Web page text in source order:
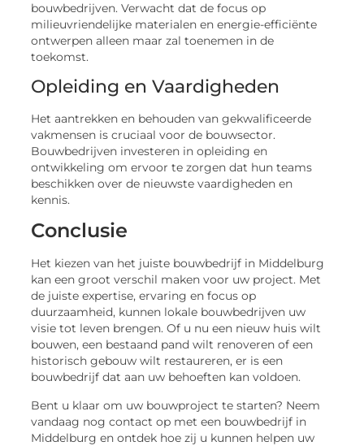
bouwbedrijven. Verwacht dat de focus op
milieuvriendelijke materialen en energie-efficiënte
ontwerpen alleen maar zal toenemen in de
toekomst.
Opleiding en Vaardigheden
Het aantrekken en behouden van gekwalificeerde
vakmensen is cruciaal voor de bouwsector.
Bouwbedrijven investeren in opleiding en
ontwikkeling om ervoor te zorgen dat hun teams
beschikken over de nieuwste vaardigheden en
kennis.
Conclusie
Het kiezen van het juiste bouwbedrijf in Middelburg
kan een groot verschil maken voor uw project. Met
de juiste expertise, ervaring en focus op
duurzaamheid, kunnen lokale bouwbedrijven uw
visie tot leven brengen. Of u nu een nieuw huis wilt
bouwen, een bestaand pand wilt renoveren of een
historisch gebouw wilt restaureren, er is een
bouwbedrijf dat aan uw behoeften kan voldoen.
Bent u klaar om uw bouwproject te starten? Neem
vandaag nog contact op met een bouwbedrijf in
Middelburg en ontdek hoe zij u kunnen helpen uw